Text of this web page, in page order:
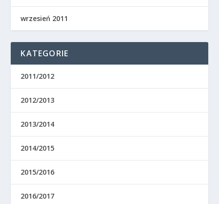
wrzesień 2011
KATEGORIE
2011/2012
2012/2013
2013/2014
2014/2015
2015/2016
2016/2017